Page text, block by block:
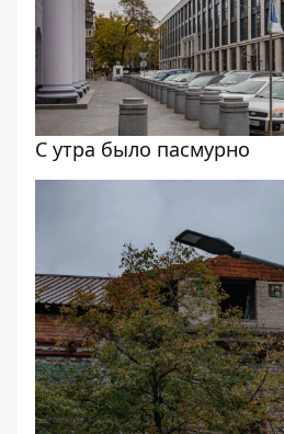
С утра было пасмурно